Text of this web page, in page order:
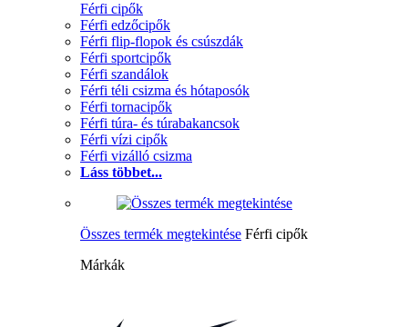
Férfi cipők
Férfi edzőcipők
Férfi flip-flopok és csúszdák
Férfi sportcipők
Férfi szandálok
Férfi téli csizma és hótaposók
Férfi tornacipők
Férfi túra- és túrabakancsok
Férfi vízi cipők
Férfi vizálló csizma
Láss többet...
Összes termék megtekintése Férfi cipők
Márkák